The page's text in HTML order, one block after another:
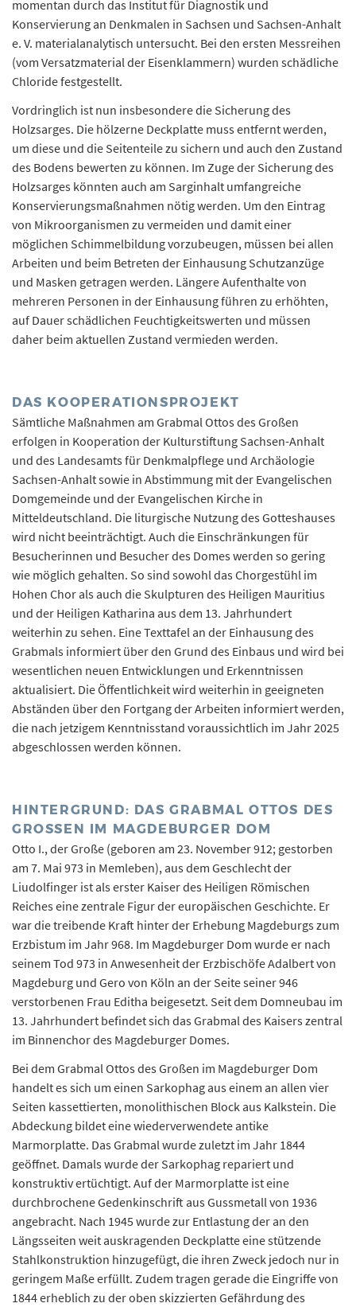
momentan durch das Institut für Diagnostik und
Konservierung an Denkmalen in Sachsen und Sachsen-Anhalt
e. V. materialanalytisch untersucht. Bei den ersten Messreihen
(vom Versatzmaterial der Eisenklammern) wurden schädliche
Chloride festgestellt.
Vordringlich ist nun insbesondere die Sicherung des
Holzsarges. Die hölzerne Deckplatte muss entfernt werden,
um diese und die Seitenteile zu sichern und auch den Zustand
des Bodens bewerten zu können. Im Zuge der Sicherung des
Holzsarges könnten auch am Sarginhalt umfangreiche
Konservierungsmaßnahmen nötig werden. Um den Eintrag
von Mikroorganismen zu vermeiden und damit einer
möglichen Schimmelbildung vorzubeugen, müssen bei allen
Arbeiten und beim Betreten der Einhausung Schutzanzüge
und Masken getragen werden. Längere Aufenthalte von
mehreren Personen in der Einhausung führen zu erhöhten,
auf Dauer schädlichen Feuchtigkeitswerten und müssen
daher beim aktuellen Zustand vermieden werden.
DAS KOOPERATIONSPROJEKT
Sämtliche Maßnahmen am Grabmal Ottos des Großen
erfolgen in Kooperation der Kulturstiftung Sachsen-Anhalt
und des Landesamts für Denkmalpflege und Archäologie
Sachsen-Anhalt sowie in Abstimmung mit der Evangelischen
Domgemeinde und der Evangelischen Kirche in
Mitteldeutschland. Die liturgische Nutzung des Gotteshauses
wird nicht beeinträchtigt. Auch die Einschränkungen für
Besucherinnen und Besucher des Domes werden so gering
wie möglich gehalten. So sind sowohl das Chorgestühl im
Hohen Chor als auch die Skulpturen des Heiligen Mauritius
und der Heiligen Katharina aus dem 13. Jahrhundert
weiterhin zu sehen. Eine Texttafel an der Einhausung des
Grabmals informiert über den Grund des Einbaus und wird bei
wesentlichen neuen Entwicklungen und Erkenntnissen
aktualisiert. Die Öffentlichkeit wird weiterhin in geeigneten
Abständen über den Fortgang der Arbeiten informiert werden,
die nach jetzigem Kenntnisstand voraussichtlich im Jahr 2025
abgeschlossen werden können.
HINTERGRUND: DAS GRABMAL OTTOS DES
GROSSEN IM MAGDEBURGER DOM
Otto I., der Große (geboren am 23. November 912; gestorben
am 7. Mai 973 in Memleben), aus dem Geschlecht der
Liudolfinger ist als erster Kaiser des Heiligen Römischen
Reiches eine zentrale Figur der europäischen Geschichte. Er
war die treibende Kraft hinter der Erhebung Magdeburgs zum
Erzbistum im Jahr 968. Im Magdeburger Dom wurde er nach
seinem Tod 973 in Anwesenheit der Erzbischöfe Adalbert von
Magdeburg und Gero von Köln an der Seite seiner 946
verstorbenen Frau Editha beigesetzt. Seit dem Domneubau im
13. Jahrhundert befindet sich das Grabmal des Kaisers zentral
im Binnenchor des Magdeburger Domes.
Bei dem Grabmal Ottos des Großen im Magdeburger Dom
handelt es sich um einen Sarkophag aus einem an allen vier
Seiten kassettierten, monolithischen Block aus Kalkstein. Die
Abdeckung bildet eine wiederverwendete antike
Marmorplatte. Das Grabmal wurde zuletzt im Jahr 1844
geöffnet. Damals wurde der Sarkophag repariert und
konstruktiv ertüchtigt. Auf der Marmorplatte ist eine
durchbrochene Gedenkinschrift aus Gussmetall von 1936
angebracht. Nach 1945 wurde zur Entlastung der an den
Längsseiten weit auskragenden Deckplatte eine stützende
Stahlkonstruktion hinzugefügt, die ihren Zweck jedoch nur in
geringem Maße erfüllt. Zudem tragen gerade die Eingriffe von
1844 erheblich zu der oben skizzierten Gefährdung des